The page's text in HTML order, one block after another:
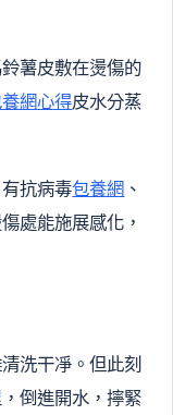
薯皮敷在燙傷的
網心得皮水分蒸
抗病毒包養網 、
處能施展感化，
洗干凈。但此刻
倒進開水，擰緊